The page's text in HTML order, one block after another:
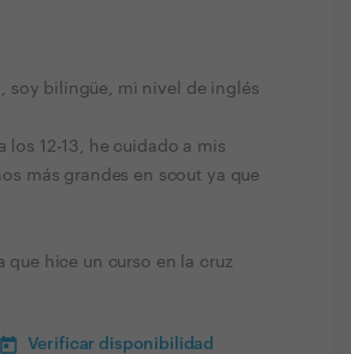
soy bilingüe, mi nivel de inglés
los 12-13, he cuidado a mis
más grandes en scout ya que
que hice un curso en la cruz
Verificar disponibilidad